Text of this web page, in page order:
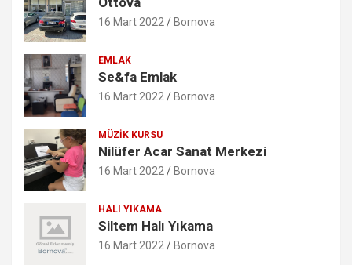
16 Mart 2022 Bornova
EMLAK
Se&fa Emlak
16 Mart 2022 Bornova
MÜZIK KURSU
Nilüfer Acar Sanat Merkezi
16 Mart 2022 Bornova
HALI YIKAMA
Siltem Halı Yıkama
16 Mart 2022 Bornova